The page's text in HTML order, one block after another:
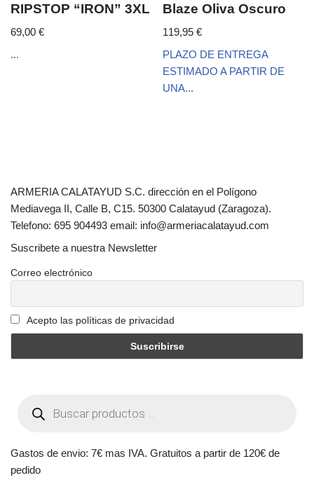
RIPSTOP “IRON” 3XL
69,00 €
...
Blaze Oliva Oscuro
119,95€
PLAZO DE ENTREGA
ESTIMADO A PARTIR DE
UNA...
ARMERIA CALATAYUD S.C. dirección en el Polígono
Mediavega II, Calle B, C15. 50300 Calatayud (Zaragoza).
Telefono: 695 904493 email: info@armeriacalatayud.com
Suscribete a nuestra Newsletter
Correo electrónico
Acepto las políticas de privacidad
Gastos de envio: 7€ mas IVA. Gratuitos a partir de 120€ de
pedido